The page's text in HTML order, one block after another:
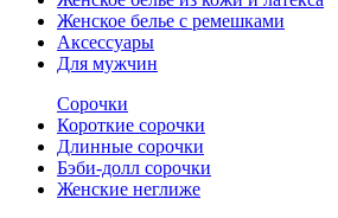
Женское белье с ремешками
Аксессуары
Для мужчин
Сорочки
Короткие сорочки
Длинные сорочки
Бэби-долл сорочки
Женские неглиже